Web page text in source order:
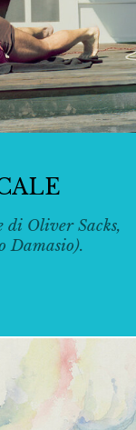
di Oliver Sacks,
Damasio).